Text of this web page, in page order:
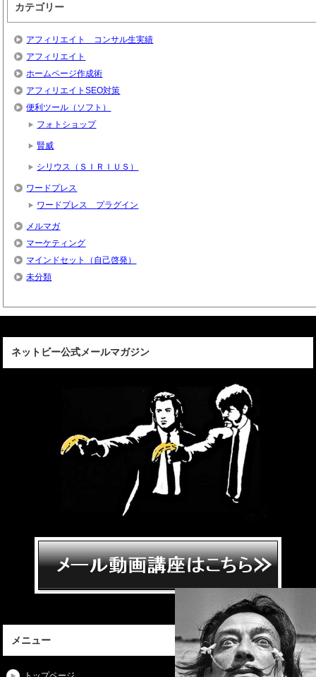
カテゴリー
アフィリエイト コンサル生実績
アフィリエイト
ホームページ作成術
アフィリエイトSEO対策
便利ツール（ソフト）
フォトショップ
賢威
シリウス（ＳＩＲＩＵＳ）
ワードプレス
ワードプレス プラグイン
メルマガ
マーケティング
マインドセット（自己啓発）
未分類
ネットビー公式メールマガジン
メニュー